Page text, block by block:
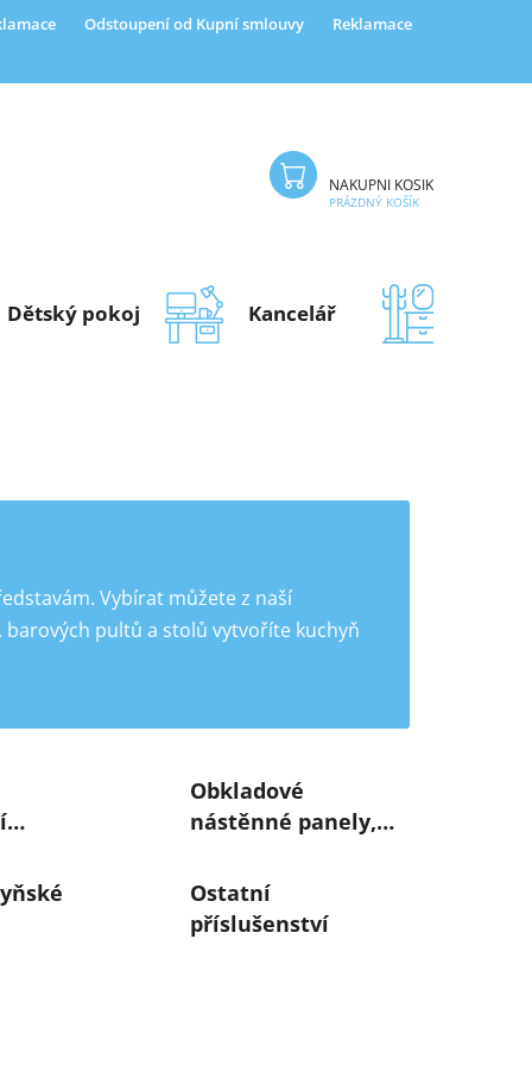
Odstoupení od Kupní smlouvy Reklamace
NÁKUPNÍ KOŠÍK
PRÁZDNÝ KOŠÍK
Dětský pokoj Kancelář
Vybírat můžete z naší
pultů a stolů vytvoříte kuchyň
Obkladové
nástěnné panely,
Ostatní
příslušenství